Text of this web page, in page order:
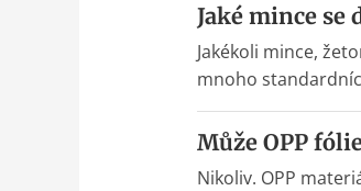
Jaké mince se
Jakékoli mince,
mnoho
Může OPP
Nikoliv. OPP